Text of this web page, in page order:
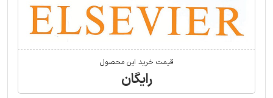
قیمت خرید این محصول
رایگان